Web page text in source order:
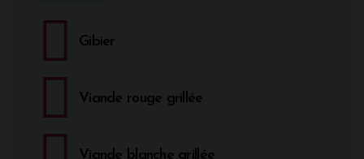
Gibier
Viande rouge grillée
Viande blanche grillée